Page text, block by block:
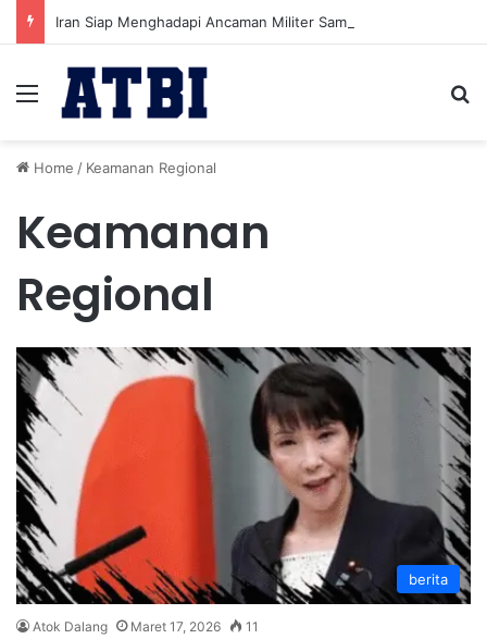
Menu
Home / Keamanan Regional
Keamanan
Regional
berita
Atok Dalang Maret 17, 2026 11